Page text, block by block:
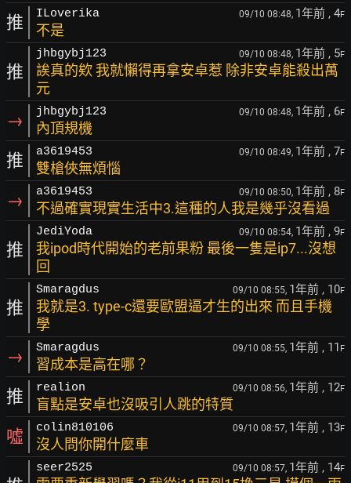
推 ILoverika 09/10 08:48, 1年前 , 4F
不是
推
jhbgybj123 09/10 08:48, 1年前 , 5F
誒真的欸 我就懶得再拿安卓惹 除非安卓能殺出萬
元
→ jhbgybj123 09/10 08:48, 1年前 , 6F
內頂規機
推 a3619453 09/10 08:49, 1年前 , 7F
雙槍俠無煩惱
→ a3619453 09/10 08:50, 1年前 , 8F
不過確實現實生活中3.這種的人我是幾乎沒看過
推
JediYoda 09/10 08:54, 1年前 , 9F
我ipod時代開始的老前果粉 最後一隻是ip7...沒想
回
推
Smaragdus 09/10 08:55, 1年前 , 10F
我就是3. type-c還要歐盟逼才生的出來 而且手機
學
→ Smaragdus 09/10 08:55, 1年前 , 11 F
習成本是高在哪？
推 realion 09/10 08:56, 1年前 , 12F
盲點是安卓也沒吸引人跳的特質
噓 colin810106 09/10 08:57, 1年前 , 13F
沒人問你開什麼車
seer2525 09/10 08:57, 1年前 , 14F